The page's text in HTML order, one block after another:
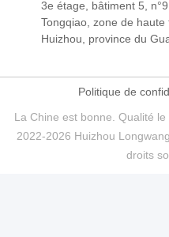
3e étage, bâtiment 5,
Tongqiao, zone de
Huizhou, province du
Politique de
La Chine est bonne. Qualité
2022-2026 Huizhou
droits